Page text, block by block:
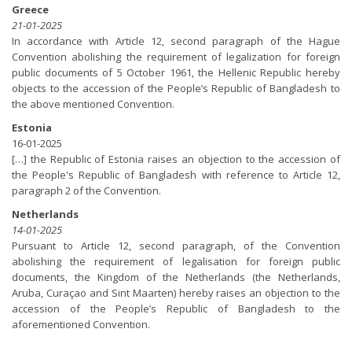
Greece
21-01-2025
In accordance with Article 12, second paragraph of the Hague
Convention abolishing the requirement of legalization for foreign
public documents of 5 October 1961, the Hellenic Republic hereby
objects to the accession of the People’s Republic of Bangladesh to
the above mentioned Convention.
Estonia
16-01-2025
[…] the Republic of Estonia raises an objection to the accession of
the People's Republic of Bangladesh with reference to Article 12,
paragraph 2 of the Convention.
Netherlands
14-01-2025
Pursuant to Article 12, second paragraph, of the Convention
abolishing the requirement of legalisation for foreign public
documents, the Kingdom of the Netherlands (the Netherlands,
Aruba, Curaçao and Sint Maarten) hereby raises an objection to the
accession of the People’s Republic of Bangladesh to the
aforementioned Convention.